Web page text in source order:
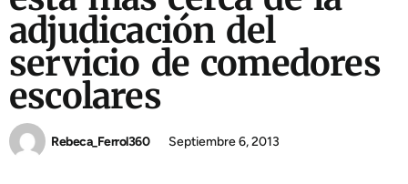
adjudicación del
servicio de comedores
escolares
Rebeca_Ferrol360 Septiembre 6, 2013